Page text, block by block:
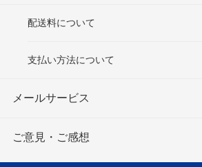
配送料について
支払い方法について
メールサービス
ご意見・ご感想